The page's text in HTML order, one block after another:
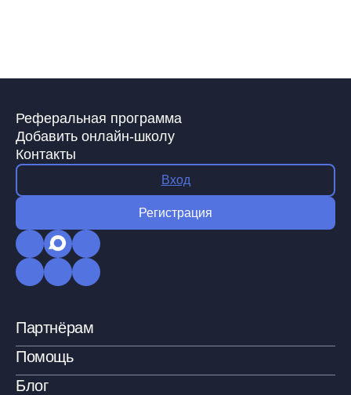
Реферальная программа
Добавить онлайн-школу
Контакты
Вход
Регистрация
Партнёрам
Помощь
Блог